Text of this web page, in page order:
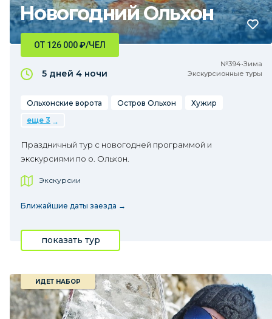
Новогодний Ольхон
№394•Зима
Экскурсионные туры
ОТ 126 000₽/ЧЕЛ
5 дней 4 ночи
Ольхонские ворота Остров Ольхон
Хужир
еще 3
Праздничный тур с новогодней программой и
экскурсиями по о. Ольхон.
Экскурсии
Ближайшие даты заезда →
показать тур
ИДЕТ НАБОР